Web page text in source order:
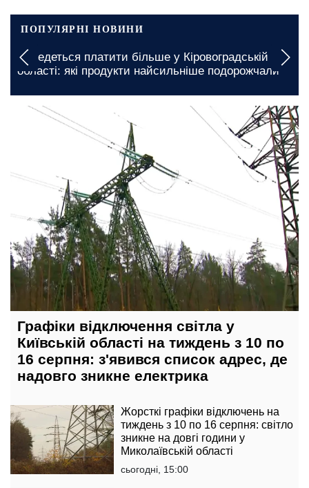
ПОПУЛЯРНІ НОВИНИ
Доведеться платити більше у Кіровоградській
області: які продукти найсильніше подорожчали
сьогодні, 16:00
Графіки відключення світла у
Київській області на тиждень з 10 по
16 серпня: з'явився список адрес, де
надовго зникне електрика
Жорсткі графіки відключень на
тиждень з 10 по 16 серпня: світло
зникне на довгі години у
Миколаївській області
сьогодні, 15:00